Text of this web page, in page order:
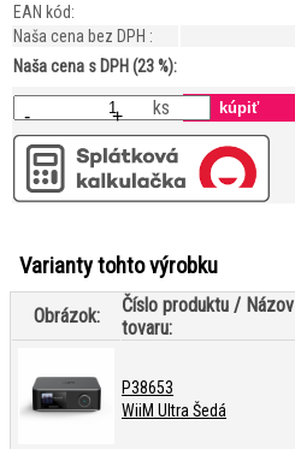
EAN kód:
Naša cena bez DPH :
Naša cena s DPH (23 %):
- + ks
Varianty tohto výrobku
Obrázok:
Číslo produktu / Názov
tovaru:
P38653
WiiM Ultra Šedá